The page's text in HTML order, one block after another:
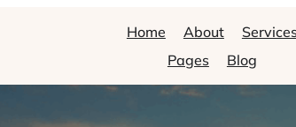
Home About
Pages
Blog